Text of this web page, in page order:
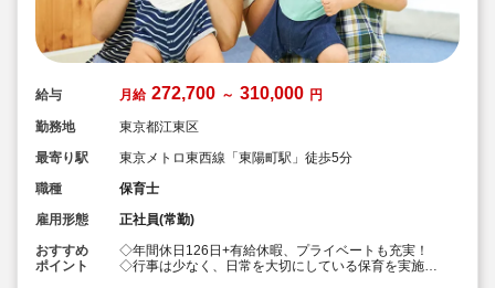
給与 月給 272,700 ～ 310,000 円
勤務地
東京都江東区
最寄り駅
東京メトロ東西線「東陽町駅」徒歩5分
職種
保育士
雇用形態
正社員(常勤)
おすすめ
ポイント
◇年間休日126日+有給休暇、プライベートも充実！
◇行事は少なく、日常を大切にしている保育を実施